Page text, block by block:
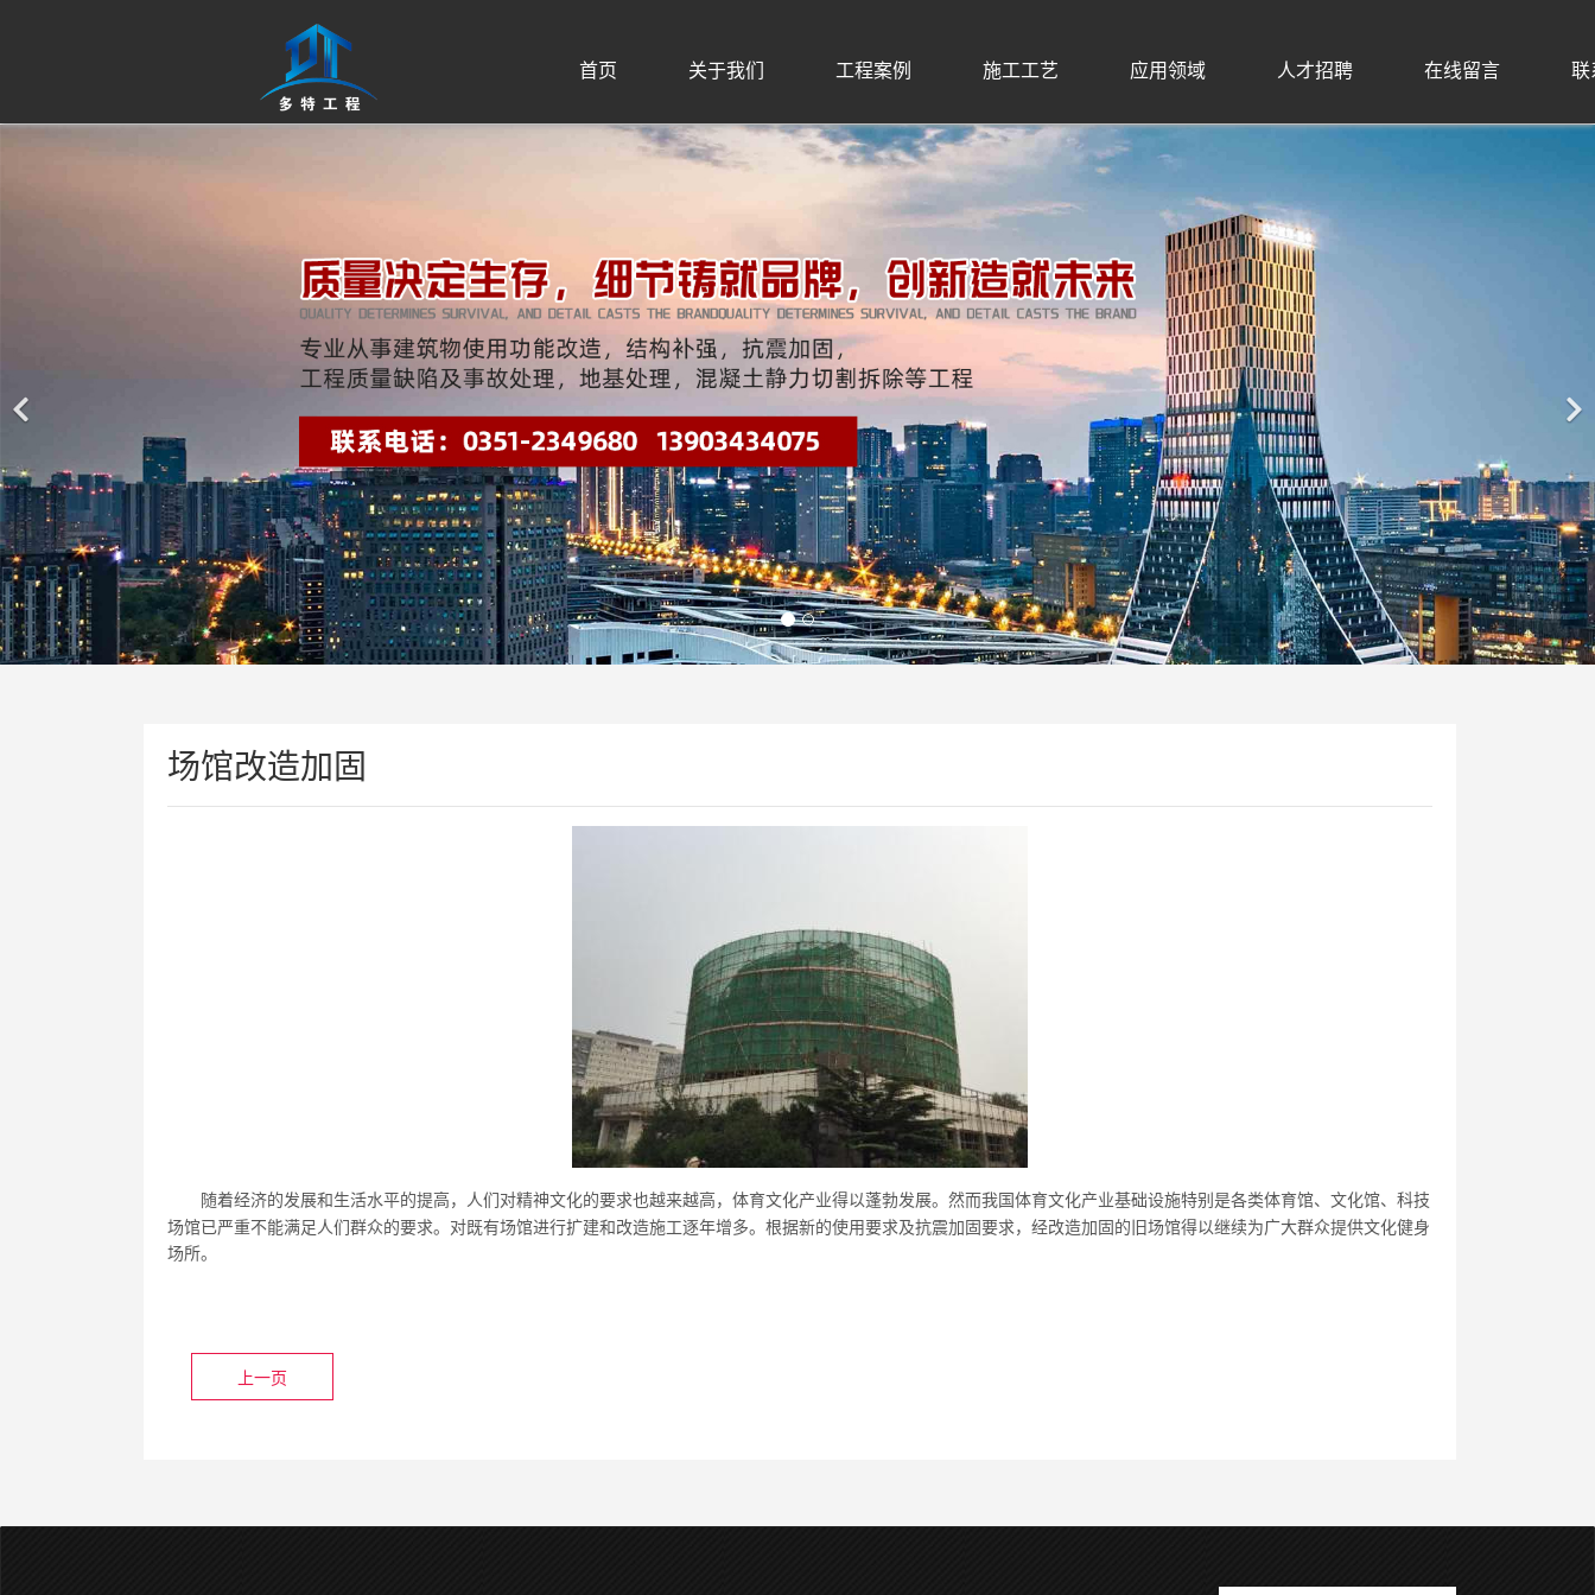
首页 关于我们 工程案例 施工工艺 应用领域 人才招聘 在线留言 联
场馆改造加固
随着经济的发展和生活水平的提高 ， 人们对精神文化的要求也越来越高 ，体育文化产业得以蓬勃发展。然而我国体育文化产业基础设施特别是各类体育馆、文化馆、科技
场馆已严重不能满足人们群众的要求。对既有场馆进行扩建和改造施工逐年增多。根据新的使用要求及抗震加固要求，经改造加固的旧场馆得以继续为广大群众提供文化健身
场所。
上一页